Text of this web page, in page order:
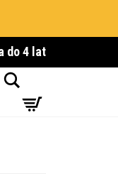
do 4 lat